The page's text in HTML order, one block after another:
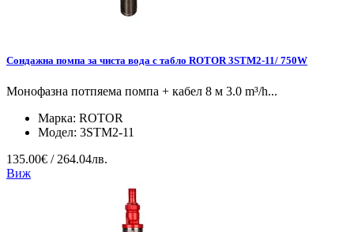
Сондажна помпа за чиста вода с табло ROTOR 3STM2-11/ 750W
Монофазна потпяема помпа + кабел 8 м 3.0 m³/h...
Марка: ROTOR
Модел: 3STM2-11
135.00€ / 264.04лв.
Виж